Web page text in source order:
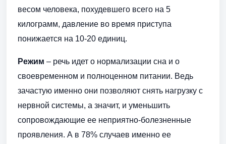
весом человека, похудевшего всего на 5
килограмм, давление во время приступа
понижается на 10-20 единиц.
Режим – речь идет о нормализации сна и о
своевременном и полноценном питании. Ведь
зачастую именно они позволяют снять нагрузку с
нервной системы, а значит, и уменьшить
сопровождающие ее неприятно-болезненные
проявления. А в 78% случаев именно ее